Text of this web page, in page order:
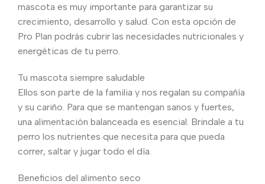
mascota es muy importante para garantizar su
crecimiento, desarrollo y salud. Con esta opción de
Pro Plan podrás cubrir las necesidades nutricionales y
energéticas de tu perro.
Tu mascota siempre saludable
Ellos son parte de la familia y nos regalan su compañía
y su cariño. Para que se mantengan sanos y fuertes,
una alimentación balanceada es esencial. Brindale a tu
perro los nutrientes que necesita para que pueda
correr, saltar y jugar todo el día.
Beneficios del alimento seco